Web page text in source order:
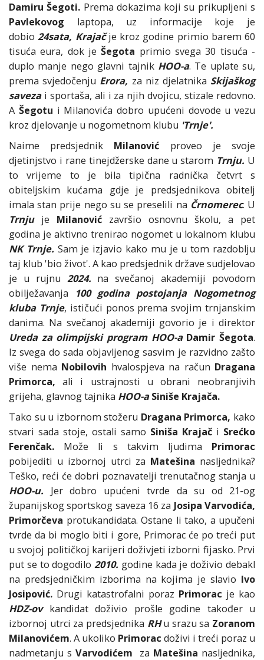
Damiru Šegoti. Prema dokazima koji su prikupljeni s
Pavlekovog laptopa, uz informacije koje je
dobio24sata, Krajačje kroz godine primio barem 60
tisuća eura, dok jeŠegota primio svega 30 tisuća -
duplo manje nego glavni tajnik HOO-a. Te uplate su,
prema svjedočenju Erora, za niz djelatnika Skijaškog
savezai sportaša, ali i za njih dvojicu, stizale redovno.
A Šegotu i Milanovića dobro upućeni dovode u vezu
kroz djelovanje u nogometnom klubu 'Trnje'.
Naime predsjednik Milanović proveo je svoje
djetinjstvo i rane tinejdžerske dane u starom Trnju. U
to vrijeme to je bila tipična radnička četvrt s
obiteljskim kućama gdje je predsjednikova obitelj
imala stan prije nego su se preselili na Črnomerec. U
Trnjuje Milanović završio osnovnu školu, a pet
godina je aktivno trenirao nogomet u lokalnom klubu
NK Trnje. Sam je izjavio kako mu je u tom razdoblju
taj klub 'bio život'. A kao predsjednik države sudjelovao
je u rujnu 2024. na svečanoj akademiji povodom
obilježavanja
100 godina postojanja Nogometnog
kluba Trnje, ističući ponos prema svojim trnjanskim
danima. Na svečanoj akademiji govorio je i direktor
Ureda za olimpijski program HOO-a Damir Šegota.
Iz svega do sada objavljenog sasvim je razvidno zašto
više nema Nobilovih hvalospjeva na račun Dragana
Primorca, ali i ustrajnosti u obrani neobranjivih
grijeha, glavnog tajnika HOO-a Siniše Krajača.
Tako su u izbornom stožeru Dragana Primorca, kako
stvari sada stoje, ostali samo Siniša Krajač i Srećko
Ferenčak. Može li s takvim ljudima Primorac
pobijediti u izbornoj utrci za Matešina nasljednika?
Teško, reći će dobri poznavatelji trenutačnog stanja u
HOO-u. Jer dobro upućeni tvrde da su od 21-og
županijskog sportskog saveza 16 za Josipa Varvodića,
Primorčeva protukandidata. Ostane li tako, a upučeni
tvrde da bi moglo biti i gore, Primorac će po treći put
u svojoj političkoj karijeri doživjeti izborni fijasko. Prvi
put se to dogodilo 2010. godine kada je doživio debakl
na predsjedničkim izborima na kojima je slavio Ivo
Josipović. Drugi katastrofalni poraz Primorac je kao
HDZ-ovkandidat doživio prošle godine također u
izbornoj utrci za predsjednika RHu srazu sa Zoranom
Milanovićem. A ukoliko Primorac doživi i treći poraz u
nadmetanju s Varvodićem za Matešina nasljednika,